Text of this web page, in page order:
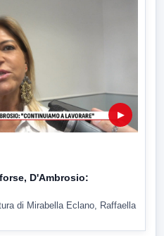
▶
D'Ambrosio:
di Mirabella Eclano, Raffaella